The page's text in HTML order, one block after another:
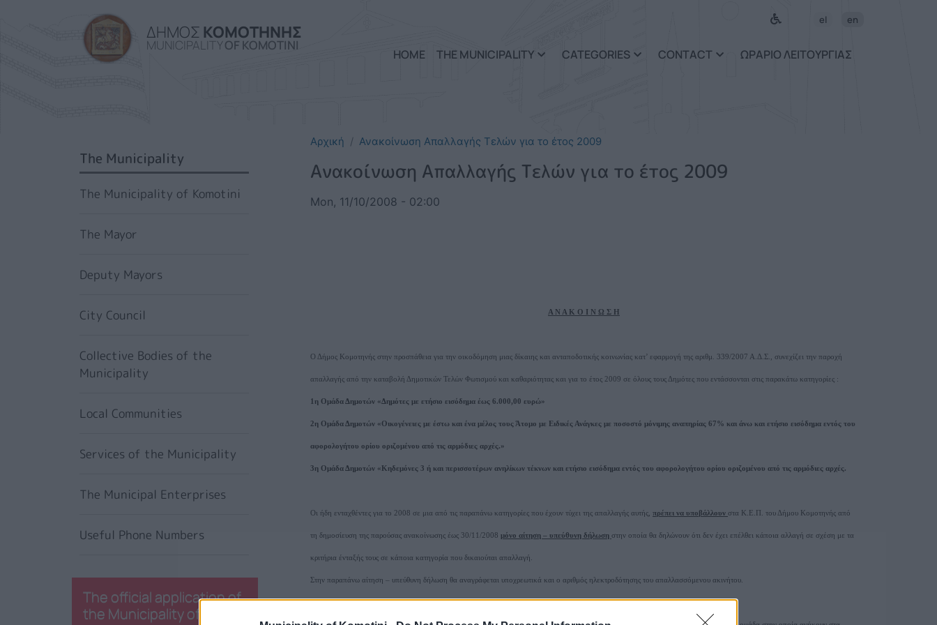
ΔΗΜΟΣ ΚΟΜΟΤΗΝΗΣ
MUNICIPALITYOF KOMOTINI
el en
HOME THE MUNICIPALITY CATEGORIES CONTACT ΩΡΑΡΙΟ ΛΕΙΤΟΥΡΓΙΑΣ
Αρχική Ανακοίνωση Απαλλαγής Τελών για το έτος 2009
Ανακοίνωση Απαλλαγής Τελών για το έτος 2009
Mon, 11/10/2008 - 02:00
Α Ν Α Κ Ο Ι Ν Ω Σ Η
Ο Δήμος Κομοτηνής στην προσπάθεια για την οικοδόμηση μιας δίκαιης και ανταποδοτικής κοινωνίας κατ’ εφαρμογή της αριθμ. 339/2007 Α.Δ.Σ., συνεχίζει την παροχή
απαλλαγής από την καταβολή Δημοτικών Τελών Φωτισμού και καθαριότητας και για το έτος 2009 σε όλους τους Δημότες που εντάσσονται στις παρακάτω κατηγορίες :
1η Ομάδα Δημοτών «Δημότες με ετήσιο εισόδημα έως 6.000,00 ευρώ»
2η Ομάδα Δημοτών «Οικογένειες με έστω και ένα μέλος τους Άτομο με Ειδικές Ανάγκες με ποσοστό μόνιμης αναπηρίας 67% και άνω και ετήσιο εισόδημα εντός του
αφορολογήτου ορίου οριζομένου από τις αρμόδιες αρχές.»
3η Ομάδα Δημοτών «Κηδεμόνες 3 ή και περισσοτέρων ανηλίκων τέκνων και ετήσιο εισόδημα εντός του αφορολογήτου ορίου οριζομένου από τις αρμόδιες αρχές.
Οι ήδη ενταχθέντες για το 2008 σε μια από τις παραπάνω κατηγορίες που έχουν τύχει της απαλλαγής αυτής, πρέπει να υποβάλλουν στα Κ.Ε.Π. του Δήμου Κομοτηνής από
τη δημοσίευση της παρούσας ανακοίνωσης έως 30/11/2008 μόνο αίτηση – υπεύθυνη δήλωση στην οποία θα δηλώνουν ότι δεν έχει επέλθει κάποια αλλαγή σε σχέση με τα
κριτήρια ένταξής τους σε κάποια κατηγορία που δικαιούται απαλλαγή.
Στην παραπάνω αίτηση – υπεύθυνη δήλωση θα αναγράφεται υποχρεωτικά και ο αριθμός ηλεκτροδότησης του απαλλασσόμενου ακινήτου.
SIDEBAR MENU
The Municipality
The Municipality of Komotini
The Mayor
Deputy Mayors
City Council
Collective Bodies of the
Municipality
Local Communities
Services of the Municipality
The Municipal Enterprises
Useful Phone Numbers
The official application of
the Municipality of